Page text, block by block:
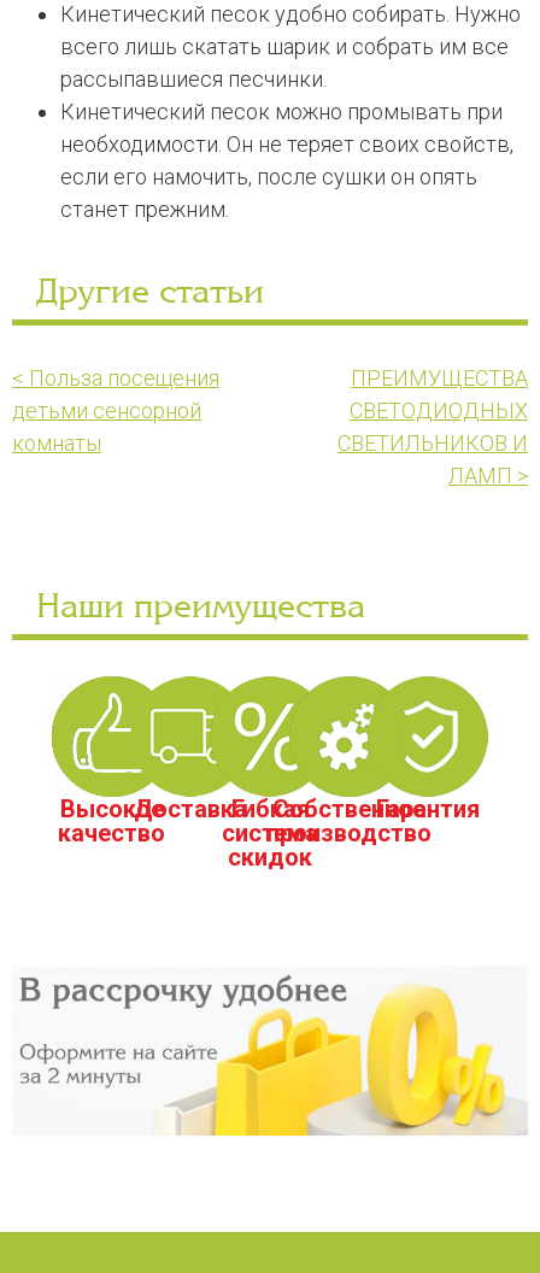
Кинетический песок удобно собирать. Нужно
всего лишь скатать шарик и собрать им все
рассыпавшиеся песчинки.
Кинетический песок можно промывать при
необходимости. Он не теряет своих свойств,
если его намочить, после сушки он опять
станет прежним.
Другие статьи
< Польза посещения
детьми сенсорной
комнаты
ПРЕИМУЩЕСТВА
СВЕТОДИОДНЫХ
СВЕТИЛЬНИКОВ И
ЛАМП >
Наши преимущества
Высокое
качество
ДоставкаГибкая
система
скидок
Собственное
производство
Гарантия